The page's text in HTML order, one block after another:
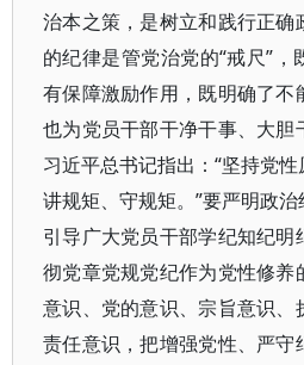
治本之策，是树立和践行正确
的纪律是管党治党的“戒尺”，
有保障激励作用，既明确了不
也为党员干部干净干事、大胆
习近平总书记指出：“坚持党性
讲规矩、守规矩。”要严明政
引导广大党员干部学纪知纪
彻党章党规党纪作为党性修养
意识、党的意识、宗旨意识、
责任意识，把增强党性、严守